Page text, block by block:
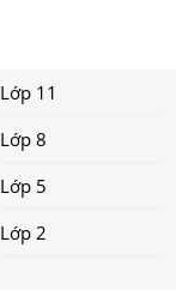
Lớp 11
Lớp 8
Lớp 5
Lớp 2